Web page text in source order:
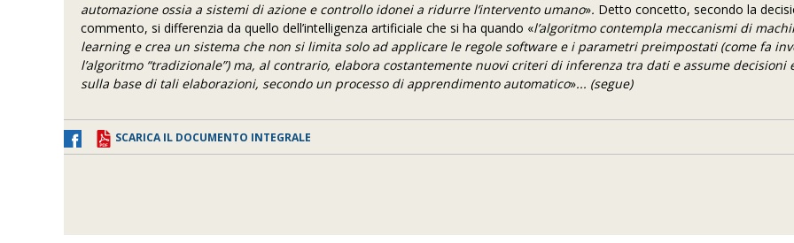
automazione ossia a sistemi di azione e controllo idonei a ridurre l’intervento umano». Detto concetto, secondo la
commento, si differenzia da quello dell’intelligenza artificiale che si ha quando «l’algoritmo contempla meccanismi di
learning e crea un sistema che non si limita solo ad applicare le regole software e i parametri preimpostati (come fa
l’algoritmo “tradizionale”) ma, al contrario, elabora costantemente nuovi criteri di inferenza tra dati e assume decisioni
sulla base di tali elaborazioni, secondo un processo di apprendimento automatico»... (segue)
SCARICA IL DOCUMENTO INTEGRALE